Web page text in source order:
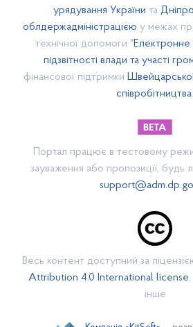
Паспорти бюджетних програм за 2017
БЮДЖЕТ 2019 року
Використання інфраструктурної
БЮДЖЕТ 2020 року
Проект бюджету 2020 року
БЮДЖЕТНИЙ РЕГЛАМЕНТ
та звітності виконавчого комітету
селищної ради
БЮДЖЕТ 2021 РОКУ
Оголошуємо збір пропозицій до
Бюджет 2024 року
урядування України та
облдержадміністрацією у межах
технічної допомоги "Електронне
підзвітності влади та участі
фінансової підтримки
співробітництва.
Портал працює в тестовому
зауваження або пропозиції, будь
Весь контент доступний за
Attribution 4.0 International license
інше